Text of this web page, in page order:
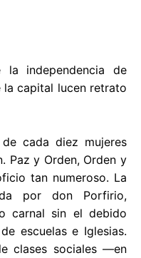
independencia de
capital lucen retrato
cada diez mujeres
Paz y Orden, Orden y
tan numeroso. La
por don Porfirio,
carnal sin el debido
escuelas e Iglesias.
clases sociales —en